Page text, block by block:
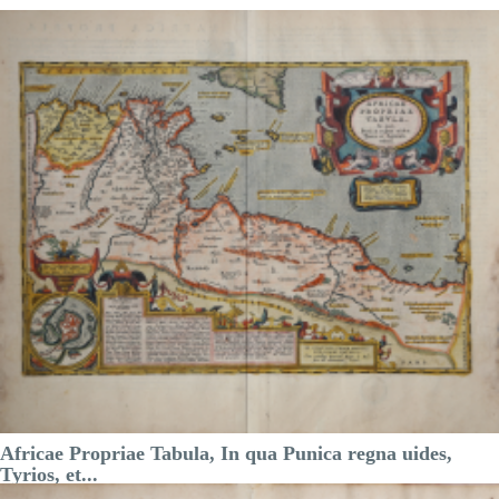
Anno:
1590
Luogo di Stampa:
Anversa
Prezzo
400,00 €
Anteprima
DESCRIZIONE
Africae Propriae Tabula, In qua Punica regna uides,
Tyrios, et...